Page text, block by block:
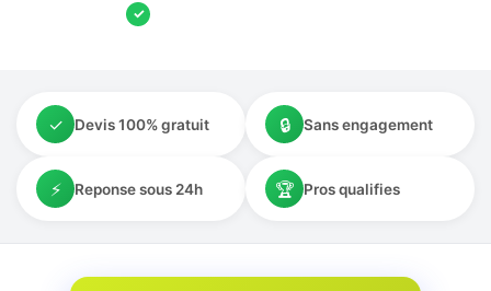
✓
✓ Devis 100% gratuit 🔒 Sans engagement
⚡ Reponse sous 24h 🏆 Pros qualifies